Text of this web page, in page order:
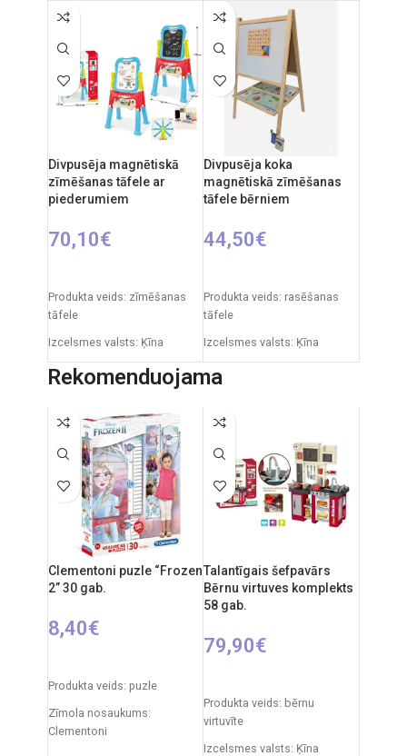
x 61,5 cm
Produkta izmēri: 33 x 58 x 84
Ieteicamais vecums: no 3
Izcelsmes valsts: Itālija
Daļu skaits: 30
Mīklas izmēri: 39 x 28 x 6 cm
Ieteicamais vecums: no 3
gadiem
Divpusēja magnētiskā
zīmēšanas tāfele ar
piederumiem
70,10€
Produkta veids: zīmēšanas
tāfele
Izcelsmes valsts: Ķīna
Iepakojuma izmēri: 12 x 53,5
x 76,5 cm
Produkta izmēri: 33 x 58 x 110
Ieteicamais vecums: no 3
gadiem.
Divpusēja koka
magnētiskā zīmēšanas
tāfele bērniem
44,50€
Produkta veids: rasēšanas
tāfele
Izcelsmes valsts: Ķīna
55 cm
Produkta izmēri: 86 x 53 x 45
Rekomenduojama
Clementoni puzle “Frozen
2” 30 gab.
8,40€
Produkta veids: puzle
Zīmola nosaukums:
Clementoni
Talantīgais šefpavārs
Bērnu virtuves komplekts
58 gab.
79,90€
Produkta veids: bērnu
virtuvīte
Izcelsmes valsts: Ķīna